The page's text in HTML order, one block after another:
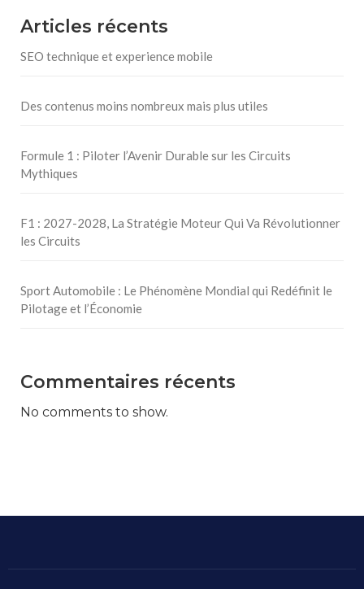
Articles récents
SEO technique et experience mobile
Des contenus moins nombreux mais plus utiles
Formule 1 : Piloter l’Avenir Durable sur les Circuits
Mythiques
F1 : 2027-2028, La Stratégie Moteur Qui Va Révolutionner
les Circuits
Sport Automobile : Le Phénomène Mondial qui Redéfinit le
Pilotage et l’Économie
Commentaires récents
No comments to show.